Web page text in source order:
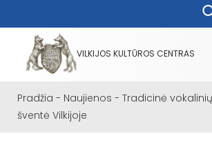
VILKIJOS KULTŪROS CENTRAS
Pradžia - Naujienos - Tradicinė
šventė Vilkijoje